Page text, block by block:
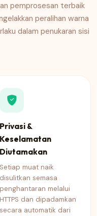
pemprosesan terbaik
peralihan warna
dalam penukaran sisi
Privasi &
Keselamatan
Diutamakan
Setiap muat naik
disulitkan semasa
penghantaran melalui
HTTPS dan dipadamkan
secara automatik dari